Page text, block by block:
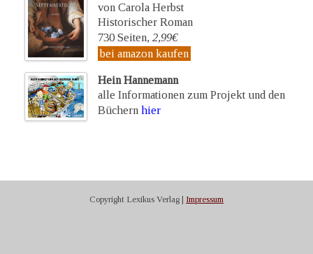
von Carola Herbst
Historischer Roman
730 Seiten, 2,99€
bei amazon kaufen
Hein Hannemann
alle Informationen zum Projekt und den
Büchern hier
Copyright Lexikus Verlag | Impressum